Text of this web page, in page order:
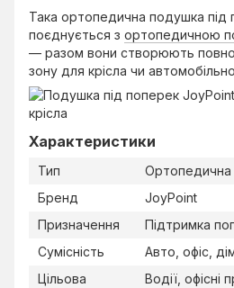
Така ортопедична подушка
поєднується з ортопедичною
— разом вони створюють
зону для крісла чи
Характеристики
Тип
Ортопедична
Бренд
JoyPoint
Призначення
Підтримка
Сумісність
Авто, офіс,
Цільова
Водії, офісні